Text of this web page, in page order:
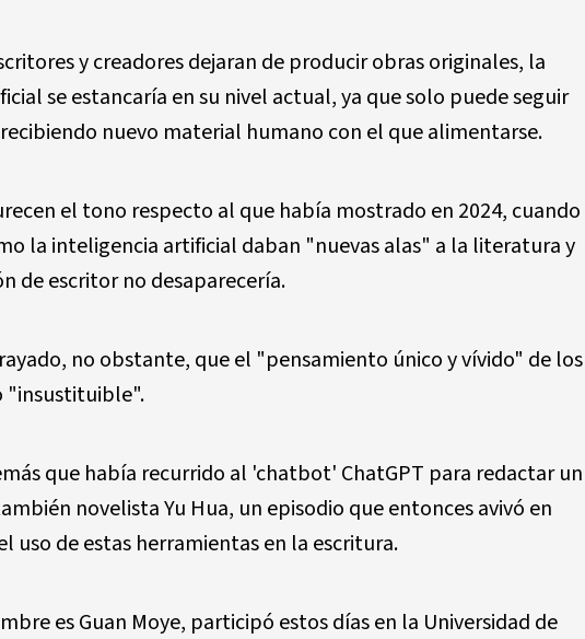
y creadores dejaran de producir obras originales, la
se estancaría en su nivel actual, ya que solo puede seguir
nuevo material humano con el que alimentarse.
el tono respecto al que había mostrado en 2024, cuando
la inteligencia artificial daban "nuevas alas" a la literatura y
de escritor no desaparecería.
no obstante, que el "pensamiento único y vívido" de los
"insustituible".
que había recurrido al 'chatbot' ChatGPT para redactar un
novelista Yu Hua, un episodio que entonces avivó en
uso de estas herramientas en la escritura.
es Guan Moye, participó estos días en la Universidad de